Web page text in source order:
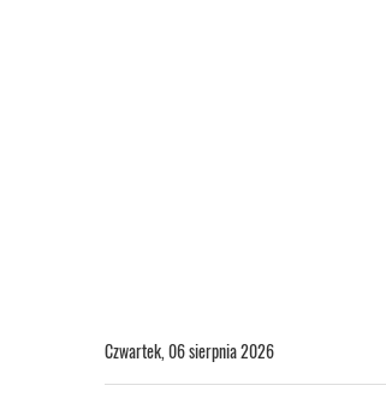
Czwartek, 06 sierpnia 2026